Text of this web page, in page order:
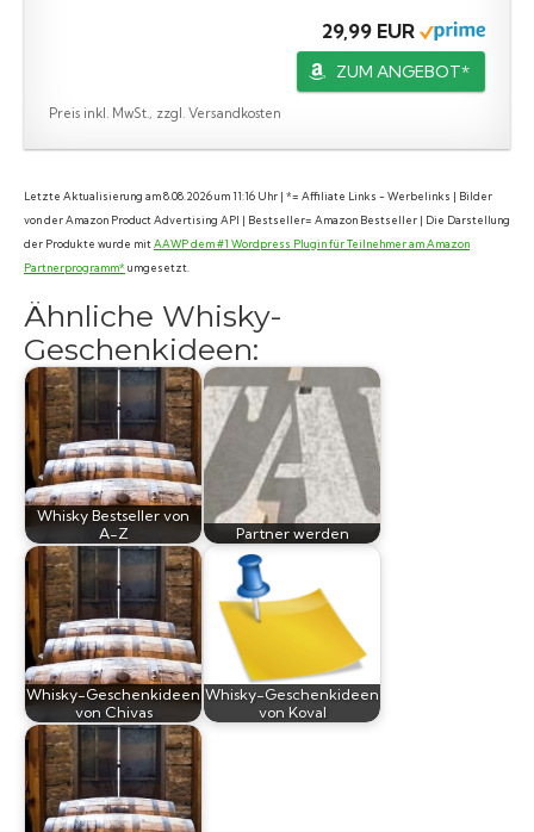
29,99 EUR
ZUM ANGEBOT*
Preis inkl. MwSt., zzgl. Versandkosten
Letzte Aktualisierung am 8.08.2026 um 11:16 Uhr | *= Affiliate Links - Werbelinks | Bilder
von der Amazon Product Advertising API | Bestseller= Amazon Bestseller | Die Darstellung
der Produkte wurde mitAAWP dem #1 Wordpress Plugin für Teilnehmer am Amazon
Partnerprogramm*umgesetzt.
Ähnliche Whisky-
Geschenkideen:
Whisky Bestseller von
A-Z
Partner werden
Whisky-Geschenkideen
von Chivas
Whisky-Geschenkideen
von Koval